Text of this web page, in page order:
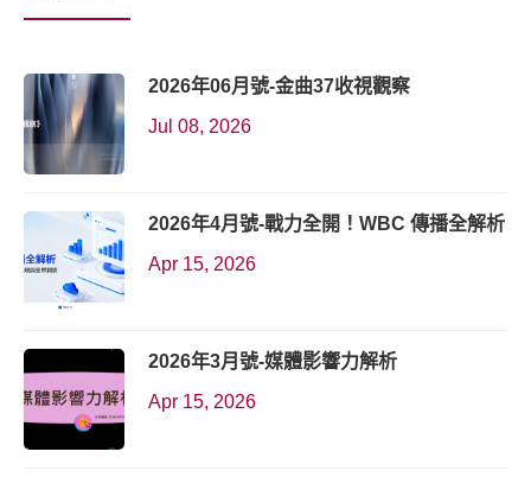
2026年06月號-金曲37收視觀察
Jul 08, 2026
2026年4月號-戰力全開！WBC 傳播全解析
Apr 15, 2026
2026年3月號-媒體影響力解析
Apr 15, 2026